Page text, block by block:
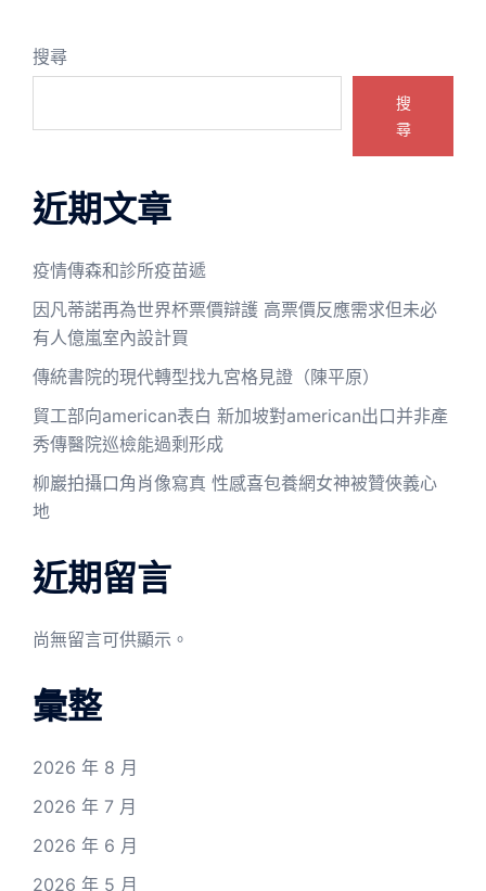
搜尋
搜
尋
近期文章
疫情傳森和診所疫苗遞
因凡蒂諾再為世界杯票價辯護 高票價反應需求但未必
有人億嵐室內設計買
傳統書院的現代轉型找九宮格見證（陳平原）
貿工部向american表白 新加坡對american出口并非產
秀傳醫院巡檢能過剩形成
柳巖拍攝口角肖像寫真 性感喜包養網女神被贊俠義心
地
近期留言
尚無留言可供顯示。
彙整
2026 年 8 月
2026 年 7 月
2026 年 6 月
2026 年 5 月